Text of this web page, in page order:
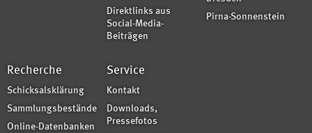
Direktlinks aus
Social-Media-
Beiträgen
Pirna-Sonnenstein
Recherche
Schicksalsklärung
Sammlungsbestände
Online-Datenbanken
Service
Kontakt
Downloads,
Pressefotos